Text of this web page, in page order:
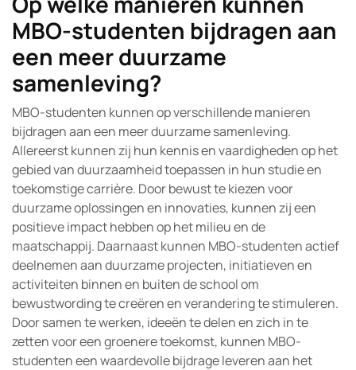
MBO-studenten bijdragen aan
een meer duurzame
samenleving?
MBO-studenten kunnen op verschillende manieren
bijdragen aan een meer duurzame samenleving.
Allereerst kunnen zij hun kennis en vaardigheden op het
gebied van duurzaamheid toepassen in hun studie en
toekomstige carrière. Door bewust te kiezen voor
duurzame oplossingen en innovaties, kunnen zij een
positieve impact hebben op het milieu en de
maatschappij. Daarnaast kunnen MBO-studenten actief
deelnemen aan duurzame projecten, initiatieven en
activiteiten binnen en buiten de school om
bewustwording te creëren en verandering te stimuleren.
Door samen te werken, ideeën te delen en zich in te
zetten voor een groenere toekomst, kunnen MBO-
studenten een waardevolle bijdrage leveren aan het